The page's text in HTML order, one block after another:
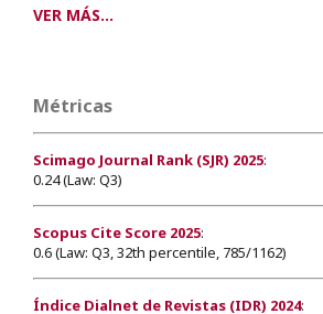
VER MÁS...
Métricas
Scimago Journal Rank (SJR) 2025:
0.24 (Law: Q3)
Scopus Cite Score 2025:
0.6 (Law: Q3, 32th percentile, 785/1162)
Índice Dialnet de Revistas (IDR) 2024: